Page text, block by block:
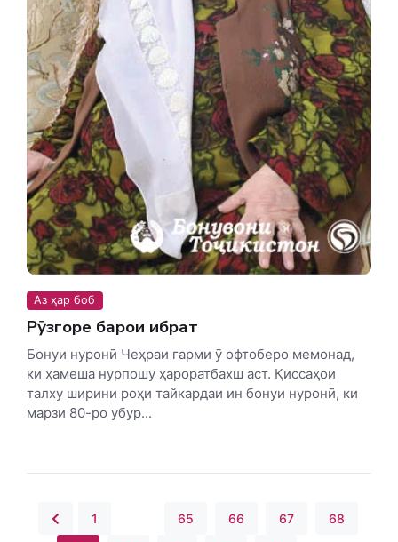
Аз ҳар боб
Рӯзгоре барои ибрат
Бонуи нуронӣ Чеҳраи гарми ӯ офтоберо мемонад,
ки ҳамеша нурпошу ҳароратбахш аст. Қиссаҳои
талху ширини роҳи тайкардаи ин бонуи нуронӣ, ки
марзи 80-ро убур...
1 65 66 67 68